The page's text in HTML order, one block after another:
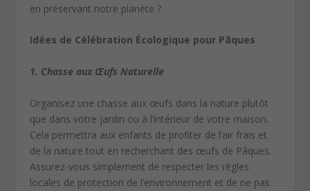
en préservant notre planète ?
Idées de Célébration Écologique pour Pâques
1. Chasse aux Œufs Naturelle
Organisez une chasse aux œufs dans la nature plutôt
que dans votre jardin ou à l’intérieur de votre maison.
Cela permettra aux enfants de profiter de l’air frais et
de la nature tout en recherchant des œufs de Pâques.
Assurez-vous simplement de respecter les règles
locales de protection de l’environnement et de ne pas